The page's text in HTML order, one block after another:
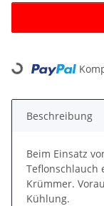
Loading...
Beschreibung
Beim Einsatz
Teflonschlauch
Krümmer.
Kühlung.